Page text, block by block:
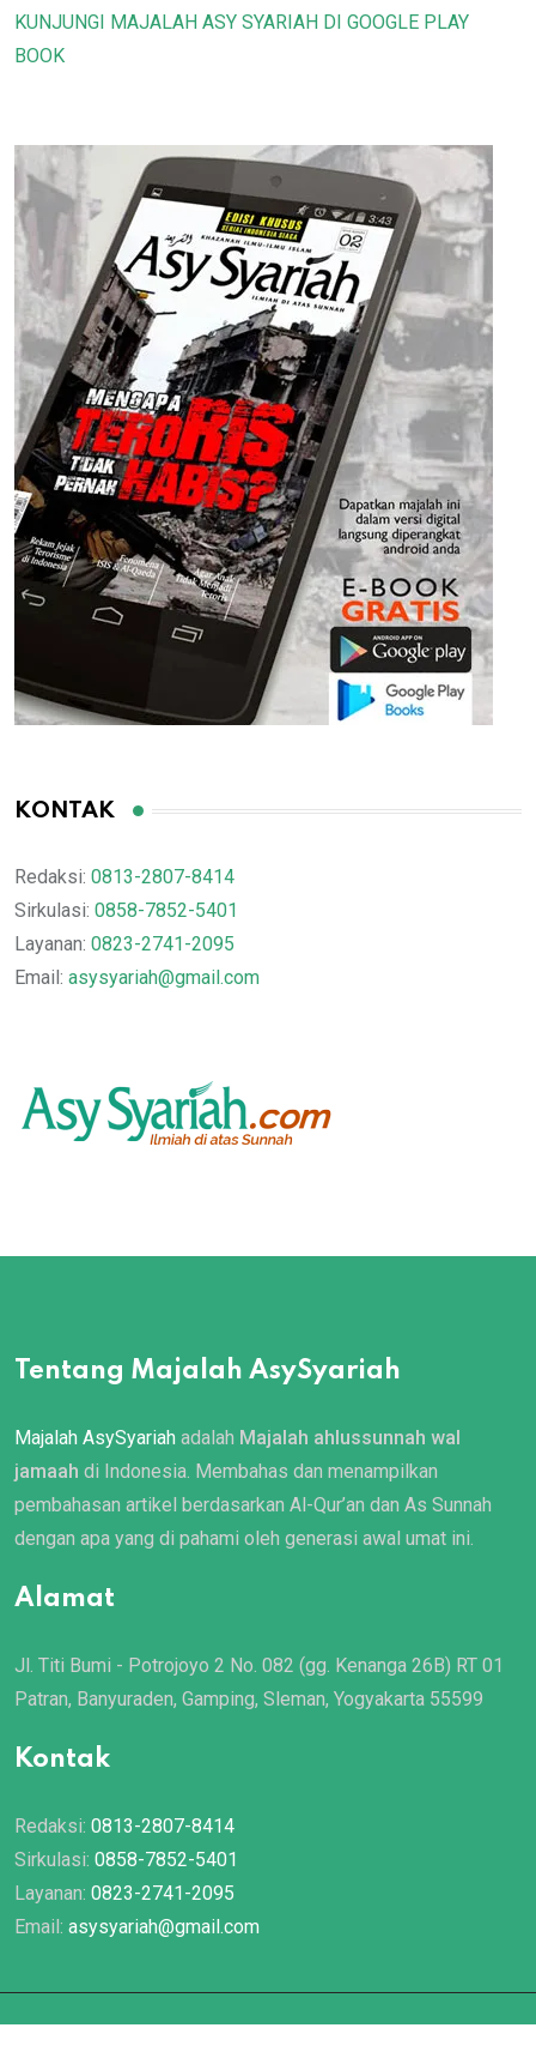
KUNJUNGI MAJALAH ASY SYARIAH DI GOOGLE PLAY
BOOK
KONTAK
Redaksi: 0813-2807-8414
Sirkulasi: 0858-7852-5401
Layanan: 0823-2741-2095
Email: asysyariah@gmail.com
Tentang Majalah AsySyariah
Majalah AsySyariah adalah Majalah ahlussunnah wal
jamaah di Indonesia. Membahas dan menampilkan
pembahasan artikel berdasarkan Al-Qur’an dan As Sunnah
dengan apa yang di pahami oleh generasi awal umat ini.
Alamat
Jl. Titi Bumi - Potrojoyo 2 No. 082 (gg. Kenanga 26B) RT 01
Patran, Banyuraden, Gamping, Sleman, Yogyakarta 55599
Kontak
Redaksi: 0813-2807-8414
Sirkulasi: 0858-7852-5401
Layanan: 0823-2741-2095
Email: asysyariah@gmail.com